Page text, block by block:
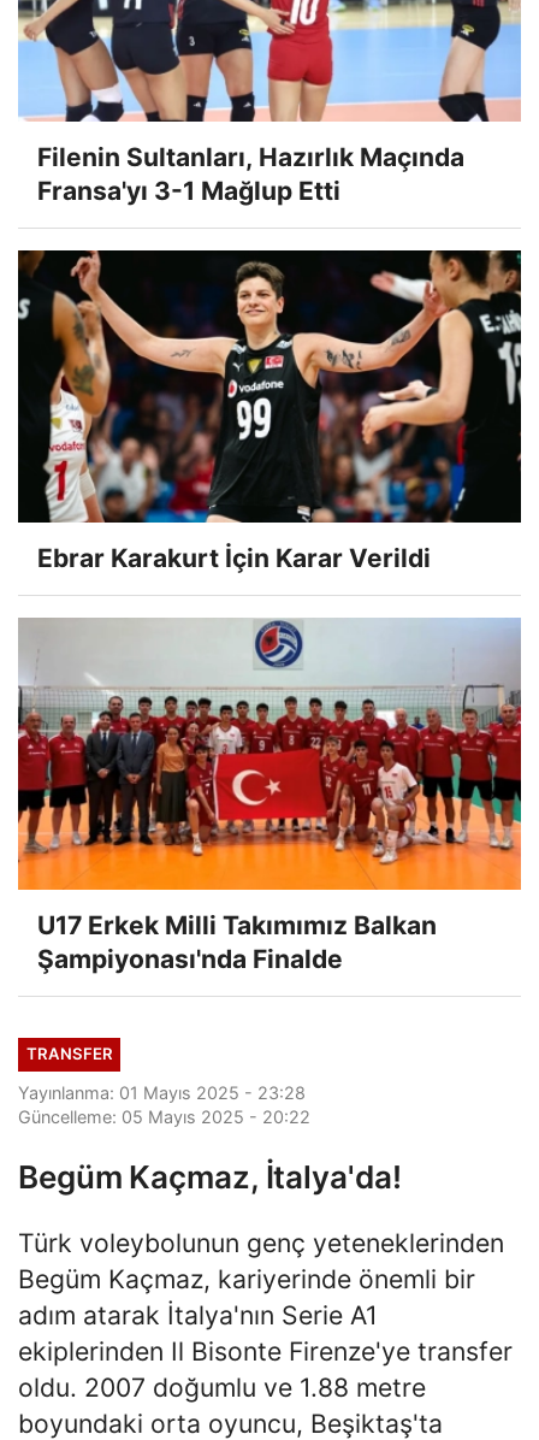
Filenin Sultanları, Hazırlık Maçında
Fransa'yı 3-1 Mağlup Etti
Ebrar Karakurt İçin Karar Verildi
U17 Erkek Milli Takımımız Balkan
Şampiyonası'nda Finalde
TRANSFER
Yayınlanma: 01 Mayıs 2025 - 23:28
Güncelleme: 05 Mayıs 2025 - 20:22
Begüm Kaçmaz, İtalya'da!
Türk voleybolunun genç yeteneklerinden
Begüm Kaçmaz, kariyerinde önemli bir
adım atarak İtalya'nın Serie A1
ekiplerinden Il Bisonte Firenze'ye transfer
oldu. 2007 doğumlu ve 1.88 metre
boyundaki orta oyuncu, Beşiktaş'ta